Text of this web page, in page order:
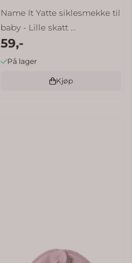
Name It Yatte siklesmekke til
baby - Lille skatt ...
59,-
På lager
Kjøp